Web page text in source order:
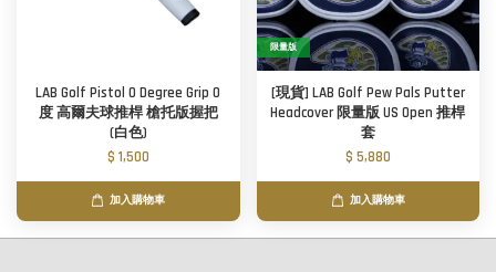
LAB Golf Pistol 0 Degree Grip 0
度 高爾夫球推桿 槍托版握把
(白色)
$ 1,500
加入購物車
限量版
[現貨] LAB Golf Pew Pals Putter
Headcover 限量版 US Open 推桿
套
$ 5,880
加入購物車